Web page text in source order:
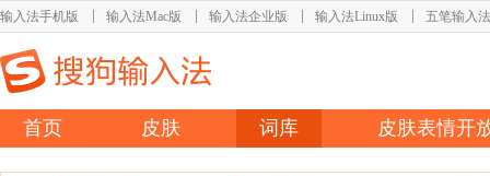
输入法手机版 输入法Mac版 输入法企业版 输入法Linux版 五笔输入法
首页 皮肤 词库 皮肤表情开